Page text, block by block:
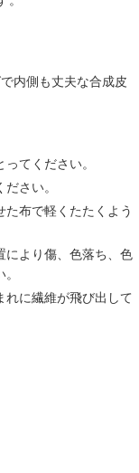
内側も丈夫な合成皮
てください。
さい。
布で軽くたたくよう
により傷、色落ち、色
に繊維が飛び出して